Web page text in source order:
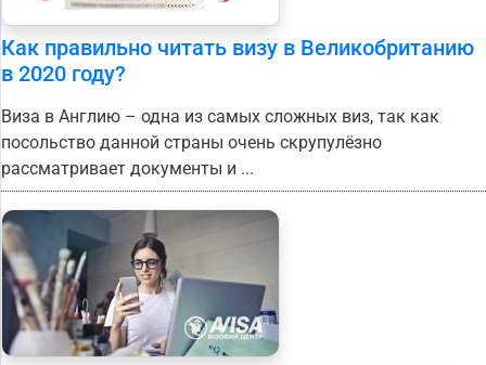
Как правильно читать визу в Великобританию
в 2020 году?
Виза в Англию – одна из самых сложных виз, так как
посольство данной страны очень скрупулёзно
рассматривает документы и ...